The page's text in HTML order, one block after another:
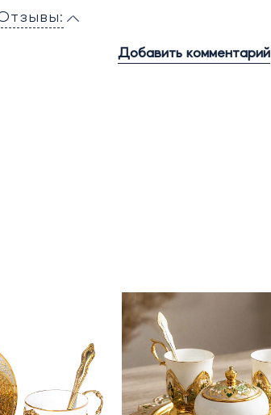
Добавить комментарий